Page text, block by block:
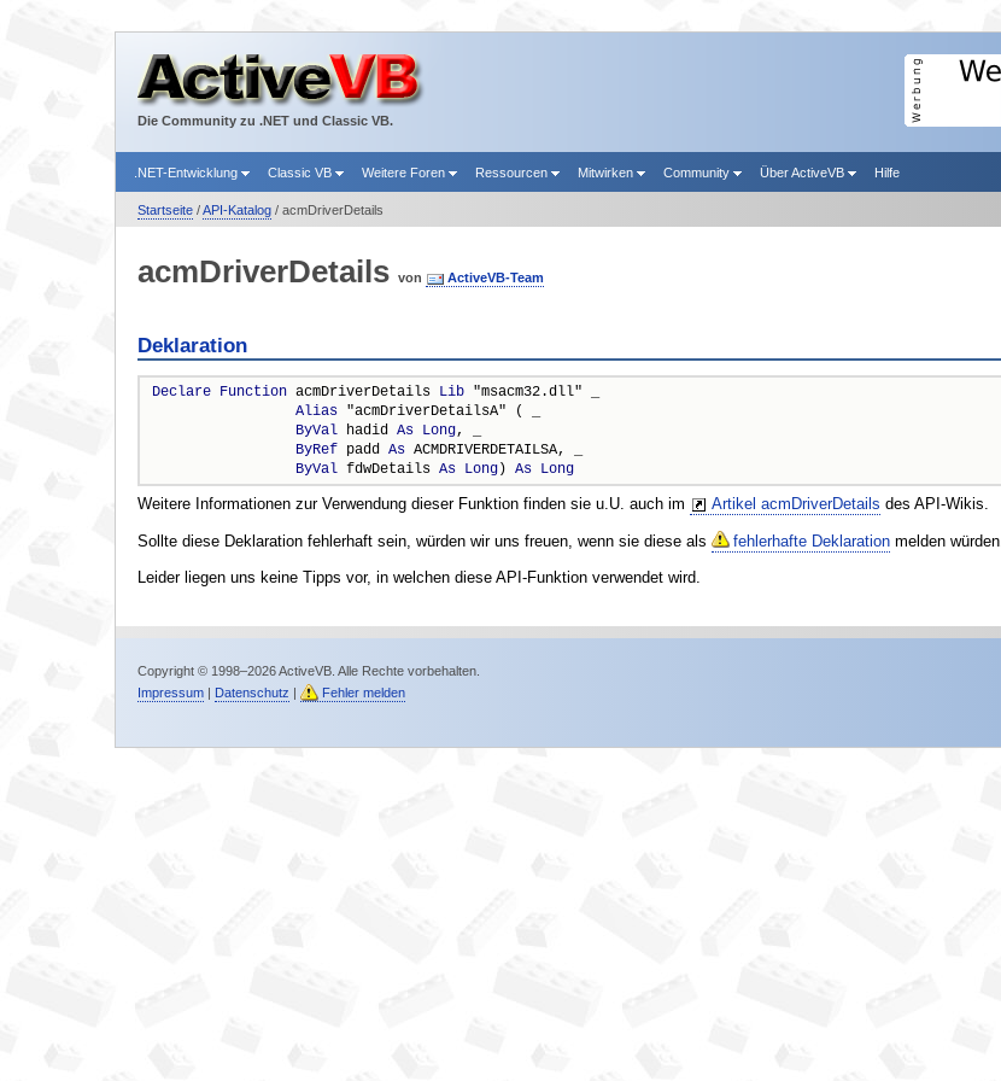
Die Community zu .NET und Classic VB.
.NET-Entwicklung Classic VB Weitere Foren Ressourcen Mitwirken Community Über ActiveVB Hilfe
Startseite/API-Katalog/ acmDriverDetails
acmDriverDetails von ActiveVB-Team
Deklaration
Declare Function acmDriverDetails Lib "msacm32.dll" _
Alias "acmDriverDetailsA" ( _
ByVal hadid As Long, _
ByRef padd As ACMDRIVERDETAILSA, _
ByVal fdwDetails As Long) As Long
Weitere Informationen zur Verwendung dieser Funktion finden sie u.U. auch im Artikel acmDriverDetails des API-Wikis.
Sollte diese Deklaration fehlerhaft sein, würden wir uns freuen, wenn sie diese als fehlerhafte Deklarationmelden würden.
Leider liegen uns keine Tipps vor, in welchen diese API-Funktion verwendet wird.
Copyright © 1998–2026 ActiveVB. Alle Rechte vorbehalten.
Impressum| Datenschutz Fehler melden